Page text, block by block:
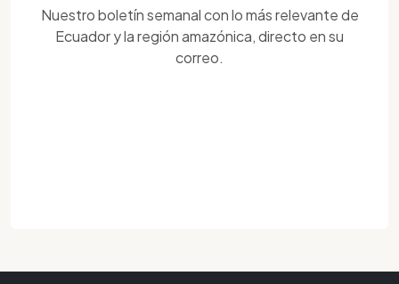
Nuestro boletín semanal con lo más relevante de
Ecuador y la región amazónica, directo en su
correo.